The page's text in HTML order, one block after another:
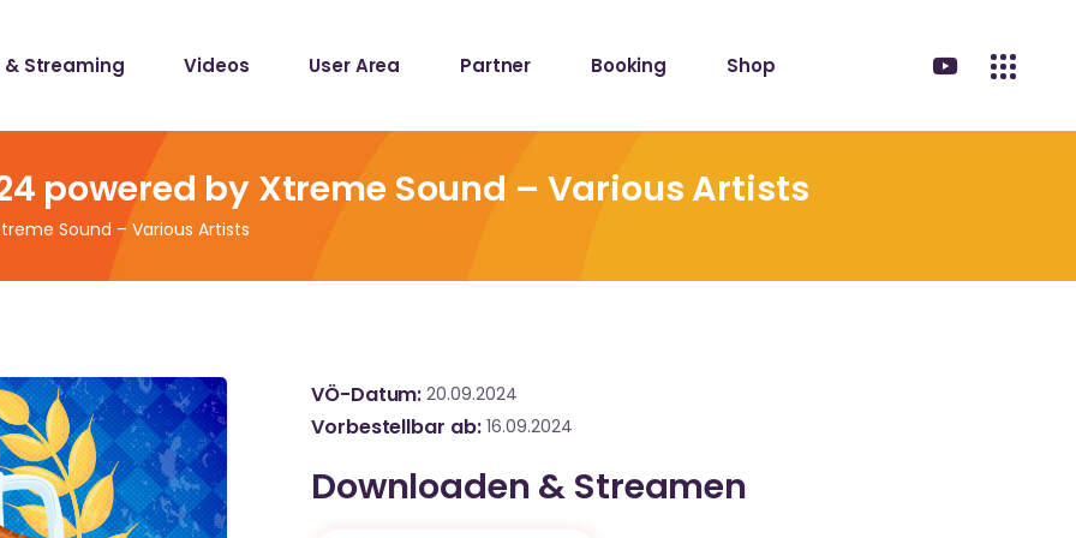
& Streaming Videos User Area Partner Booking Shop
powered by Xtreme Sound – Various Artists
Sound – Various Artists
VÖ-Datum 20.09.2024
Vorbestellbar ab 16.09.2024
Downloaden & Streamen